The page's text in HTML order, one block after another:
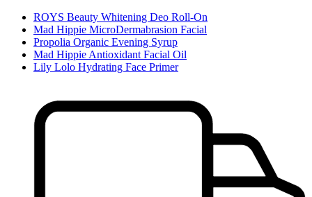
ROYS Beauty Whitening Deo Roll-On
Mad Hippie MicroDermabrasion Facial
Propolia Organic Evening Syrup
Mad Hippie Antioxidant Facial Oil
Lily Lolo Hydrating Face Primer